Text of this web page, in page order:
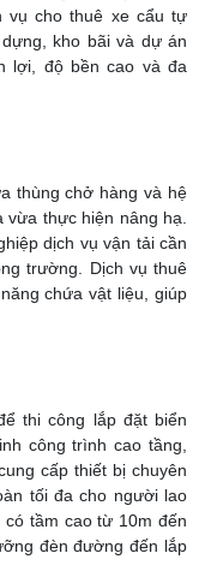
vụ cho thuê xe cẩu tự
kho bãi và dự án
lợi, độ bền cao và đa
thùng chở hàng và hệ
vừa thực hiện nâng hạ.
dịch vụ vận tải cần
trường. Dịch vụ thuê
chứa vật liệu, giúp
thi công lắp đặt biển
công trình cao tầng,
cấp thiết bị chuyên
tối đa cho người lao
tầm cao từ 10m đến
đèn đường đến lắp